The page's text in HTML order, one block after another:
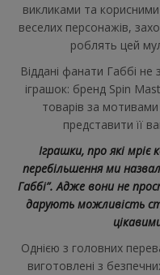
викликами та
веселих персонажів,
роблять цей
Віддані фанати Габбі
іграшок: бренд Spin
товарів за
представити її
Іграшки, про які
перебільшення ми
Габбі”. Адже вони не
дарують можливість
Однією з головних
виготовлені з